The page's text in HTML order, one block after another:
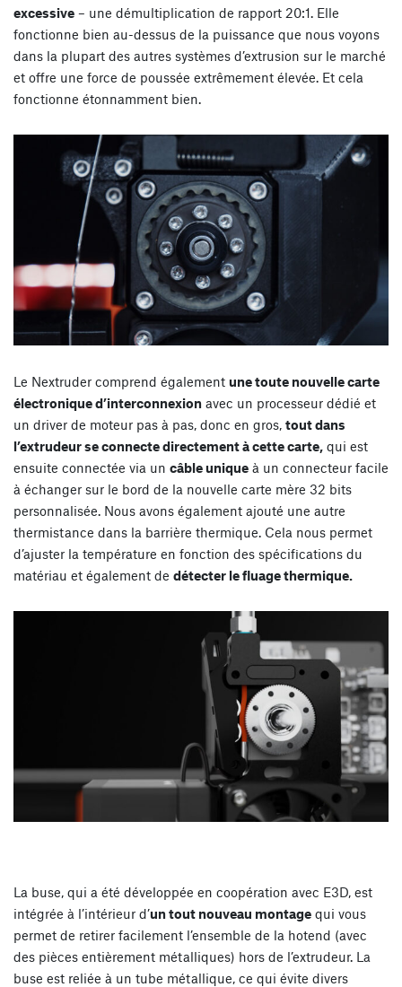
excessive – une démultiplication de rapport 20:1. Elle
fonctionne bien au-dessus de la puissance que nous voyons
dans la plupart des autres systèmes d’extrusion sur le marché
et offre une force de poussée extrêmement élevée. Et cela
fonctionne étonnamment bien.
Le Nextruder comprend également une toute nouvelle carte
électronique d’interconnexion avec un processeur dédié et
un driver de moteur pas à pas, donc en gros, tout dans
l’extrudeur se connecte directement à cette carte, qui est
ensuite connectée via un câble unique à un connecteur facile
à échanger sur le bord de la nouvelle carte mère 32 bits
personnalisée. Nous avons également ajouté une autre
thermistance dans la barrière thermique. Cela nous permet
d’ajuster la température en fonction des spécifications du
matériau et également de détecter le fluage thermique.
La buse, qui a été développée en coopération avec E3D, est
intégrée à l’intérieur d’un tout nouveau montage qui vous
permet de retirer facilement l’ensemble de la hotend (avec
des pièces entièrement métalliques) hors de l’extrudeur. La
buse est reliée à un tube métallique, ce qui évite divers